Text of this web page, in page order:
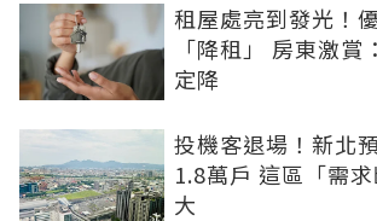
租屋處亮到發光！
「降租」 房東激
定降
投機客退場！新北
1.8萬戶 這區「需
大